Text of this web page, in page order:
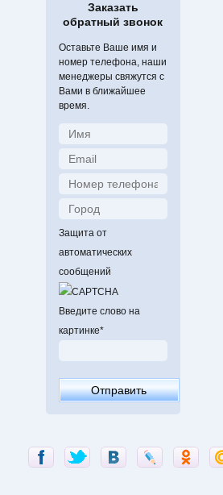
Заказать
обратный звонок
Оставьте Ваше имя и
номер телефона, наши
менеджеры свяжутся с
Вами в ближайшее
время.
Защита от
автоматических
сообщений
Введите слово на
картинке*